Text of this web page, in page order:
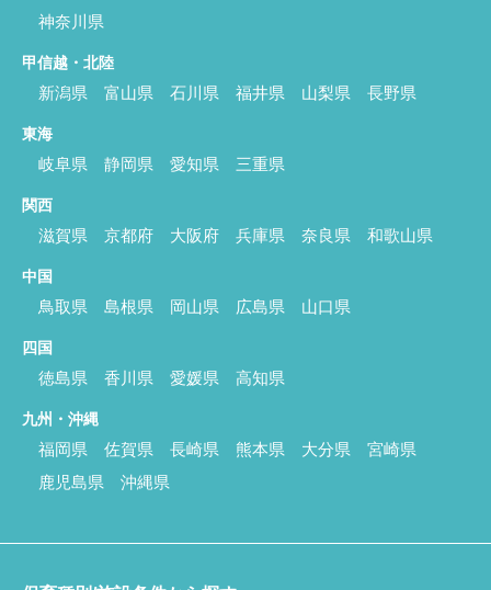
神奈川県
甲信越・北陸
新潟県 富山県 石川県 福井県 山梨県 長野県
東海
岐阜県 静岡県 愛知県 三重県
関西
滋賀県 京都府 大阪府 兵庫県 奈良県 和歌山県
中国
鳥取県 島根県 岡山県 広島県 山口県
四国
徳島県 香川県 愛媛県 高知県
九州・沖縄
福岡県 佐賀県 長崎県 熊本県 大分県
宮崎県
鹿児島県
沖縄県